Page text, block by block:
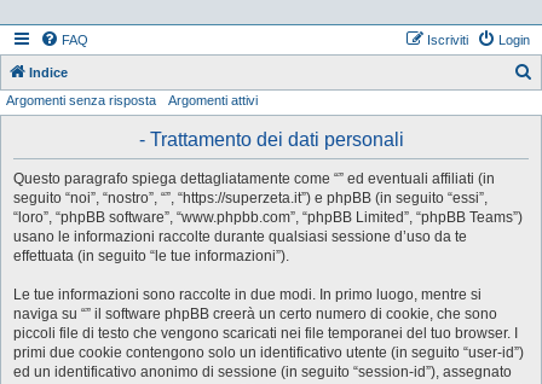
FAQ Login
Iscriviti
Indice
Argomenti senza risposta Argomenti attivi
- Trattamento dei dati personali
Questo paragrafo spiega dettagliatamente come “” ed eventuali affiliati (in
seguito “noi”, “nostro”, “”, “https://superzeta.it”) e phpBB (in seguito “essi”,
“loro”, “phpBB software”, “www.phpbb.com”, “phpBB Limited”, “phpBB Teams”)
usano le informazioni raccolte durante qualsiasi sessione d’uso da te
effettuata (in seguito “le tue informazioni”).
Le tue informazioni sono raccolte in due modi. In primo luogo, mentre si
naviga su “” il software phpBB creerà un certo numero di cookie, che sono
piccoli file di testo che vengono scaricati nei file temporanei del tuo browser. I
primi due cookie contengono solo un identificativo utente (in seguito “user-id”)
ed un identificativo anonimo di sessione (in seguito “session-id”), assegnato